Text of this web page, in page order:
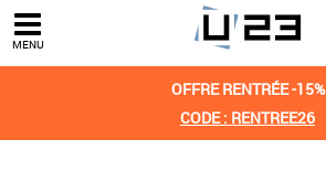
MENU
OFFRE RENTRÉE -15%
CODE : RENTREE26